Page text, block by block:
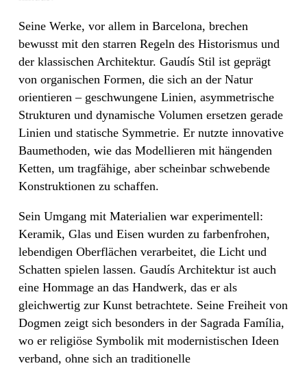
Seine Werke, vor allem in Barcelona, brechen
bewusst mit den starren Regeln des Historismus und
der klassischen Architektur. Gaudís Stil ist geprägt
von organischen Formen, die sich an der Natur
orientieren – geschwungene Linien, asymmetrische
Strukturen und dynamische Volumen ersetzen gerade
Linien und statische Symmetrie. Er nutzte innovative
Baumethoden, wie das Modellieren mit hängenden
Ketten, um tragfähige, aber scheinbar schwebende
Konstruktionen zu schaffen.
Sein Umgang mit Materialien war experimentell:
Keramik, Glas und Eisen wurden zu farbenfrohen,
lebendigen Oberflächen verarbeitet, die Licht und
Schatten spielen lassen. Gaudís Architektur ist auch
eine Hommage an das Handwerk, das er als
gleichwertig zur Kunst betrachtete. Seine Freiheit von
Dogmen zeigt sich besonders in der Sagrada Família,
wo er religiöse Symbolik mit modernistischen Ideen
verband, ohne sich an traditionelle